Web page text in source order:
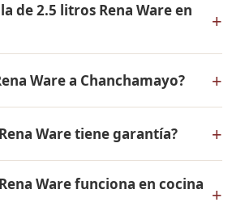
de 2.5 litros Rena Ware en
+
por WhatsApp para conocer
disponibles y facilidades
el 10% de inicial.
Ware a Chanchamayo? +
y a todo el Perú. El pago es
Ware tiene garantía? +
de fabricación. Todos los
están fabricados en acero
Ware funciona en cocina +